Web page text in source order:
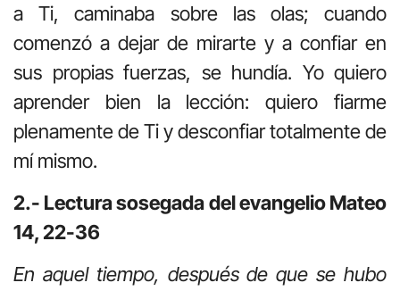
a Ti, caminaba sobre las olas; cuando
comenzó a dejar de mirarte y a confiar en
sus propias fuerzas, se hundía. Yo quiero
aprender bien la lección: quiero fiarme
plenamente de Ti y desconfiar totalmente de
mí mismo.
2.- Lectura sosegada del evangelio Mateo
14, 22-36
En aquel tiempo, después de que se hubo